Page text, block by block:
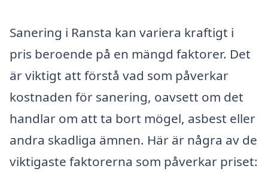
Sanering i Ransta kan variera kraftigt i
pris beroende på en mängd faktorer. Det
är viktigt att förstå vad som påverkar
kostnaden för sanering, oavsett om det
handlar om att ta bort mögel, asbest eller
andra skadliga ämnen. Här är några av de
viktigaste faktorerna som påverkar priset: